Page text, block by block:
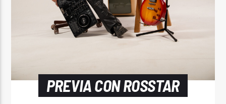
PREVIA CON ROSSTAR